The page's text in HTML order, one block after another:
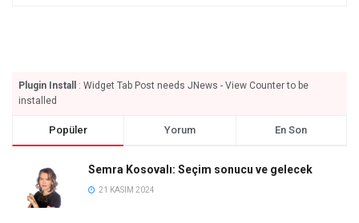
Plugin Install
: Widget Tab Post needs JNews - View Counter to be
installed
Popüler Yorum En Son
Semra Kosovalı: Seçim sonucu ve gelecek
21 KASIM 2024